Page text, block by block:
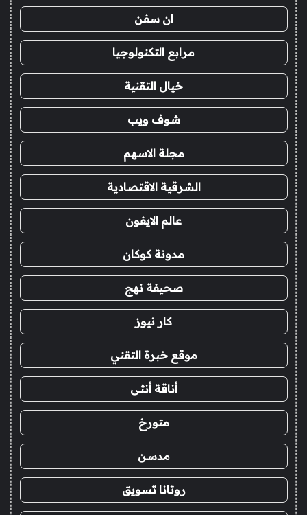
ان سفن
مرابع التكنولوجيا
خيال التقنية
شوف ويب
مجلة الاسهم
الشرقية الاقتصادية
عالم الايفون
مدونة كوكان
صحيفة نهج
كار نيوز
موقع خبرة التقني
أناقة أنثى
متورخ
مدسن
روتانا تسويق